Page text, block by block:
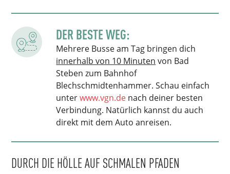
DER BESTE WEG:
Mehrere Busse am Tag bringen dich
innerhalb von 10 Minuten von Bad
Steben zum Bahnhof
Blechschmidtenhammer. Schau einfach
unterwww.vgn.de nach deiner besten
Verbindung. Natürlich kannst du auch
direkt mit dem Auto anreisen.
DURCH DIE HÖLLE AUF SCHMALEN PFADEN